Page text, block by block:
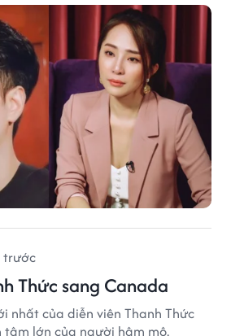
trước
Thức sang Canada
nhất của diễn viên Thanh Thức
lớn của người hâm mộ.